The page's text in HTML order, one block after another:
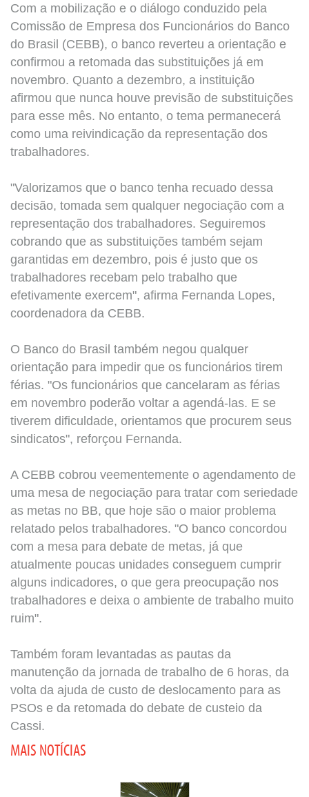
Com a mobilização e o diálogo conduzido pela
Comissão de Empresa dos Funcionários do Banco
do Brasil (CEBB), o banco reverteu a orientação e
confirmou a retomada das substituições já em
novembro. Quanto a dezembro, a instituição
afirmou que nunca houve previsão de substituições
para esse mês. No entanto, o tema permanecerá
como uma reivindicação da representação dos
trabalhadores.
"Valorizamos que o banco tenha recuado dessa
decisão, tomada sem qualquer negociação com a
representação dos trabalhadores. Seguiremos
cobrando que as substituições também sejam
garantidas em dezembro, pois é justo que os
trabalhadores recebam pelo trabalho que
efetivamente exercem", afirma Fernanda Lopes,
coordenadora da CEBB.
O Banco do Brasil também negou qualquer
orientação para impedir que os funcionários tirem
férias. "Os funcionários que cancelaram as férias
em novembro poderão voltar a agendá-las. E se
tiverem dificuldade, orientamos que procurem seus
sindicatos", reforçou Fernanda.
A CEBB cobrou veementemente o agendamento de
uma mesa de negociação para tratar com seriedade
as metas no BB, que hoje são o maior problema
relatado pelos trabalhadores. "O banco concordou
com a mesa para debate de metas, já que
atualmente poucas unidades conseguem cumprir
alguns indicadores, o que gera preocupação nos
trabalhadores e deixa o ambiente de trabalho muito
ruim".
Também foram levantadas as pautas da
manutenção da jornada de trabalho de 6 horas, da
volta da ajuda de custo de deslocamento para as
PSOs e da retomada do debate de custeio da
Cassi.
MAIS NOTÍCIAS